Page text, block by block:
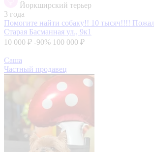
Йоркширский терьер
3 года
Помогите найти собаку!! 10 тысяч!!!!
Старая Басманная ул., 9к1
10 000 ₽ -90% 100 000 ₽
Саша
Частный продавец